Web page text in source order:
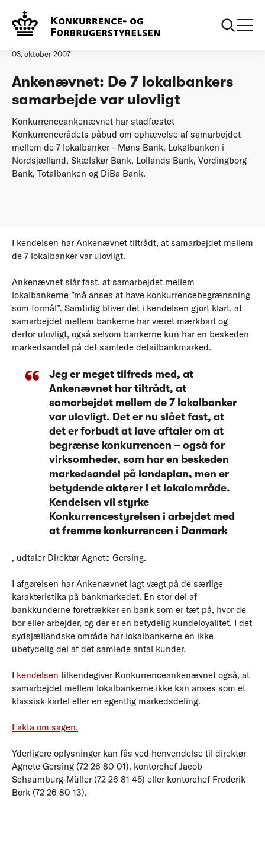
Forside
03. oktober 2007
Ankenævnet: De 7 lokalbankers
samarbejde var ulovligt
Konkurrenceankenævnet har stadfæstet
Konkurrencerådets påbud om ophævelse af samarbejdet
mellem de 7 lokalbanker - Møns Bank, Lokalbanken i
Nordsjælland, Skælskør Bank, Lollands Bank, Vordingborg
Bank, Totalbanken og DiBa Bank.
I kendelsen har Ankenævnet tiltrådt, at samarbejdet mellem
de 7 lokalbanker var ulovligt.
Ankenævnet slår fast, at samarbejdet mellem
lokalbankerne ”må anses at have konkurrencebegrænsning
som formål”. Samtidig bliver det i kendelsen gjort klart, at
samarbejdet mellem bankerne har været mærkbart og
derfor ulovligt, også selvom bankerne kun har en beskeden
markedsandel på det samlede detailbankmarked.
Jeg er meget tilfreds med, at
Ankenævnet har tiltrådt, at
samarbejdet mellem de 7 lokalbanker
var ulovligt. Det er nu slået fast, at
det er forbudt at lave aftaler om at
begrænse konkurrencen – også for
virksomheder, som har en beskeden
markedsandel på landsplan, men er
betydende aktører i et lokalområde.
Kendelsen vil styrke
Konkurrencestyrelsen i arbejdet med
at fremme konkurrencen i Danmark
, udtaler Direktør Agnete Gersing.
I afgørelsen har Ankenævnet lagt vægt på de særlige
karakteristika på bankmarkedet. En stor del af
bankkunderne foretrækker en bank som er tæt på, hvor de
bor eller arbejder, og der er en betydelig kundeloyalitet. I det
sydsjællandske område har lokalbankerne en ikke
ubetydelig del af det samlede antal kunder.
I kendelsen tilkendegiver Konkurrenceankenævnet også, at
samarbejdet mellem lokalbankerne ikke kan anses som et
klassisk kartel eller en egentlig markedsdeling.
Fakta om sagen.
Yderligere oplysninger kan fås ved henvendelse til direktør
Agnete Gersing (72 26 80 01), kontorchef Jacob
Schaumburg-Müller (72 26 81 45) eller kontorchef Frederik
Bork (72 26 80 13).